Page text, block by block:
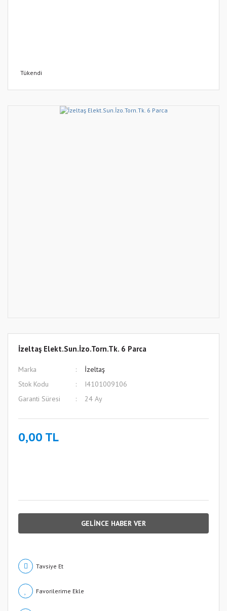
Tükendi
İzeltaş Elekt.Sun.İzo.Torn.Tk. 6 Parca
Marka
İzeltaş
Stok Kodu
I4101009106
Garanti Süresi
24 Ay
0,00 TL
GELİNCE HABER VER
Tavsiye Et